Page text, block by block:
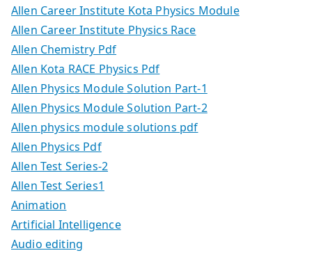
Allen Career Institute Kota Physics Module
Allen Career Institute Physics Race
Allen Chemistry Pdf
Allen Kota RACE Physics Pdf
Allen Physics Module Solution Part-1
Allen Physics Module Solution Part-2
Allen physics module solutions pdf
Allen Physics Pdf
Allen Test Series-2
Allen Test Series1
Animation
Artificial Intelligence
Audio editing